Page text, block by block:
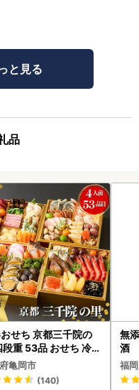
と見る
品
せち 京都三千院の
段重 53品 おせち 冷蔵
先行予約
亀岡市
(140)
無
酒
福